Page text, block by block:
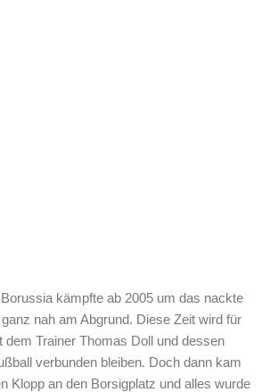
kämpfte ab 2005 um das nackte
nah am Abgrund. Diese Zeit wird für
dem Trainer Thomas Doll und dessen
verbunden bleiben. Doch dann kam
Klopp an den Borsigplatz und alles wurde